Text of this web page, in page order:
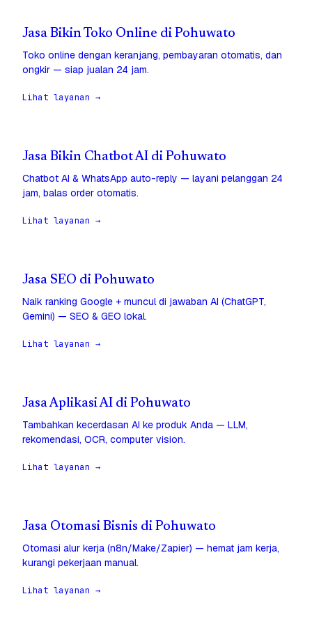
Jasa Bikin Toko Online di Pohuwato
Toko online dengan keranjang, pembayaran otomatis, dan
ongkir — siap jualan 24 jam.
Lihat layanan →
Jasa Bikin Chatbot AI di Pohuwato
Chatbot AI & WhatsApp auto-reply — layani pelanggan 24
jam, balas order otomatis.
Lihat layanan →
Jasa SEO di Pohuwato
Naik ranking Google + muncul di jawaban AI (ChatGPT,
Gemini) — SEO & GEO lokal.
Lihat layanan →
Jasa Aplikasi AI di Pohuwato
Tambahkan kecerdasan AI ke produk Anda — LLM,
rekomendasi, OCR, computer vision.
Lihat layanan →
Jasa Otomasi Bisnis di Pohuwato
Otomasi alur kerja (n8n/Make/Zapier) — hemat jam kerja,
kurangi pekerjaan manual.
Lihat layanan →